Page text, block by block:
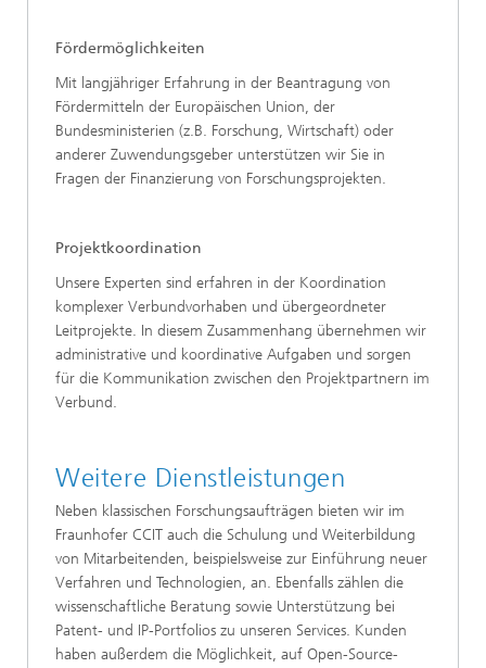
Fördermöglichkeiten
Mit langjähriger Erfahrung in der Beantragung von
Fördermitteln der Europäischen Union, der
Bundesministerien (z.B. Forschung, Wirtschaft) oder
anderer Zuwendungsgeber unterstützen wir Sie in
Fragen der Finanzierung von Forschungsprojekten.
Projektkoordination
Unsere Experten sind erfahren in der Koordination
komplexer Verbundvorhaben und übergeordneter
Leitprojekte. In diesem Zusammenhang übernehmen wir
administrative und koordinative Aufgaben und sorgen
für die Kommunikation zwischen den Projektpartnern im
Verbund.
Weitere Dienstleistungen
Neben klassischen Forschungsaufträgen bieten wir im
Fraunhofer CCIT auch die Schulung und Weiterbildung
von Mitarbeitenden, beispielsweise zur Einführung neuer
Verfahren und Technologien, an. Ebenfalls zählen die
wissenschaftliche Beratung sowie Unterstützung bei
Patent- und IP-Portfolios zu unseren Services. Kunden
haben außerdem die Möglichkeit, auf Open-Source-